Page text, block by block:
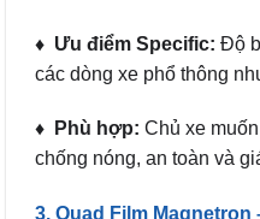
♦ Ưu điểm Specific: Độ
các dòng xe phổ thông
♦ Phù hợp: Chủ xe
chống nóng, an toàn và
3. Quad Film Magnetron